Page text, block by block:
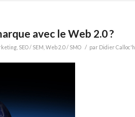
avec le Web 2.0 ?
SEO / SEM Web 2.0 / SMO / par Didier Calloc'h